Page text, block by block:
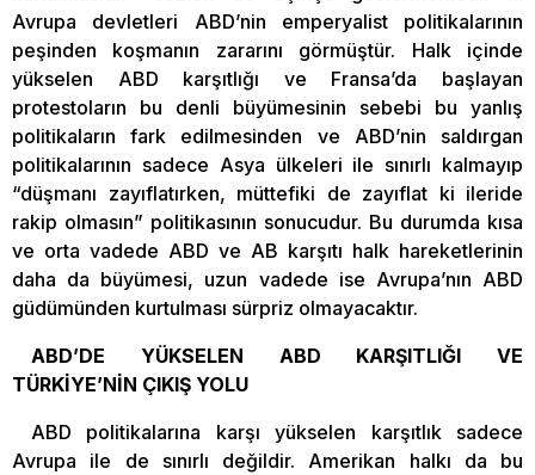
Avrupa devletleri ABD’nin emperyalist politikalarının
peşinden koşmanın zararını görmüştür. Halk içinde
yükselen ABD karşıtlığı ve Fransa’da başlayan
protestoların bu denli büyümesinin sebebi bu yanlış
politikaların fark edilmesinden ve ABD’nin saldırgan
politikalarının sadece Asya ülkeleri ile sınırlı kalmayıp
“düşmanı zayıflatırken, müttefiki de zayıflat ki ileride
rakip olmasın” politikasının sonucudur. Bu durumda kısa
ve orta vadede ABD ve AB karşıtı halk hareketlerinin
daha da büyümesi, uzun vadede ise Avrupa’nın ABD
güdümünden kurtulması sürpriz olmayacaktır.
ABD’DE YÜKSELEN ABD KARŞITLIĞI VE
TÜRKİYE’NİN ÇIKIŞ YOLU
ABD politikalarına karşı yükselen karşıtlık sadece
Avrupa ile de sınırlı değildir. Amerikan halkı da bu